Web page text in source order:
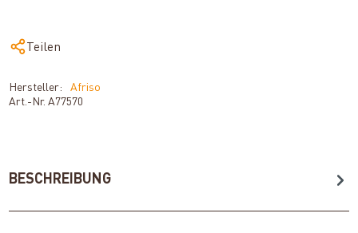
Teilen
Hersteller:
Afriso
Art.-Nr.A77570
BESCHREIBUNG